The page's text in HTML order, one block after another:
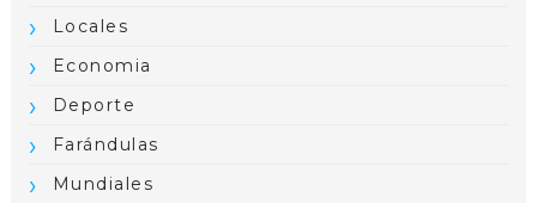
Locales
Economia
Deporte
Farándulas
Mundiales